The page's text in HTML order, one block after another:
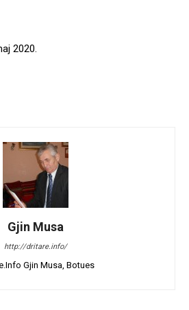
2020.
Gjin Musa
http://dritare.info/
Gjin Musa, Botues